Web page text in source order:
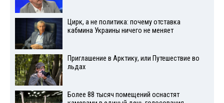
Цирк, а не политика: почему отставка
кабмина Украины ничего не меняет
Приглашение в Арктику, или Путешествие во
льдах
Более 88 тысяч помещений оснастят